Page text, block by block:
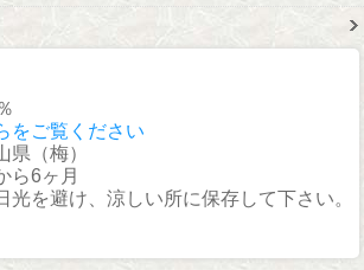
をご覧ください
県（梅）
ら6ヶ月
光を避け、涼しい所に保存して下さい。